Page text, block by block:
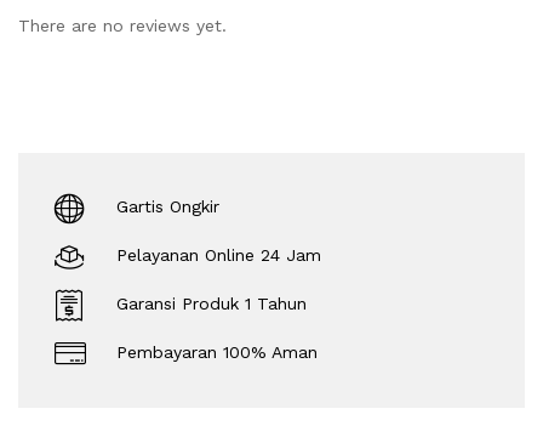
There are no reviews yet.
Gartis Ongkir
Pelayanan Online 24 Jam
Garansi Produk 1 Tahun
Pembayaran 100% Aman